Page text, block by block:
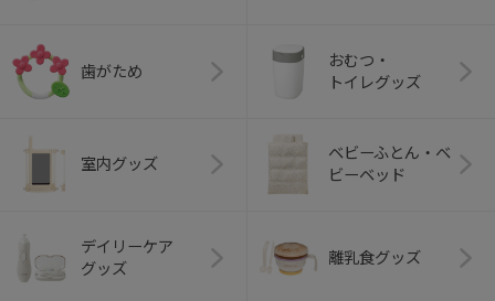
歯がため
おむつ・
トイレグッズ
室内グッズ
ベビーふとん・ベ
ビーベッド
デイリーケア
グッズ
離乳食グッズ